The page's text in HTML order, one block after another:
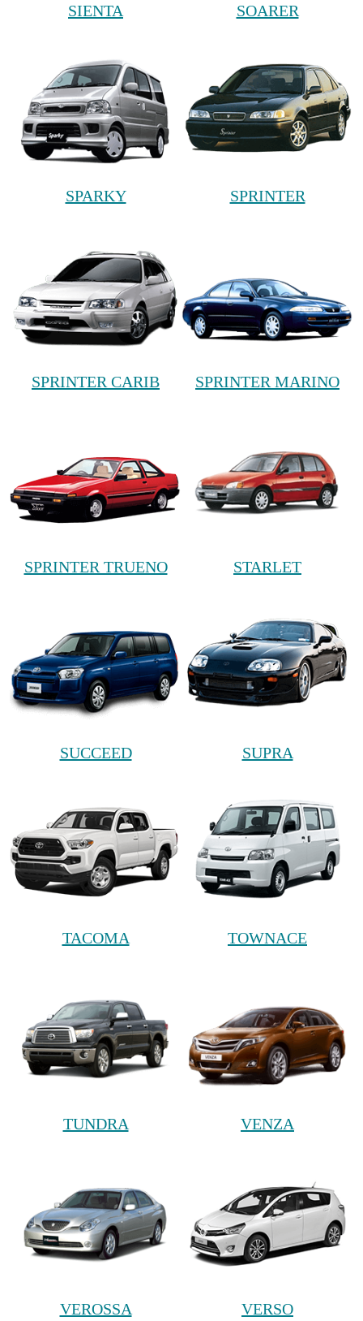
SIENTA SOARER
SPARKY SPRINTER
SPRINTER CARIB SPRINTER MARINO
SPRINTER TRUENO STARLET
SUCCEED SUPRA
TACOMA TOWNACE
TUNDRA VENZA
VEROSSA VERSO